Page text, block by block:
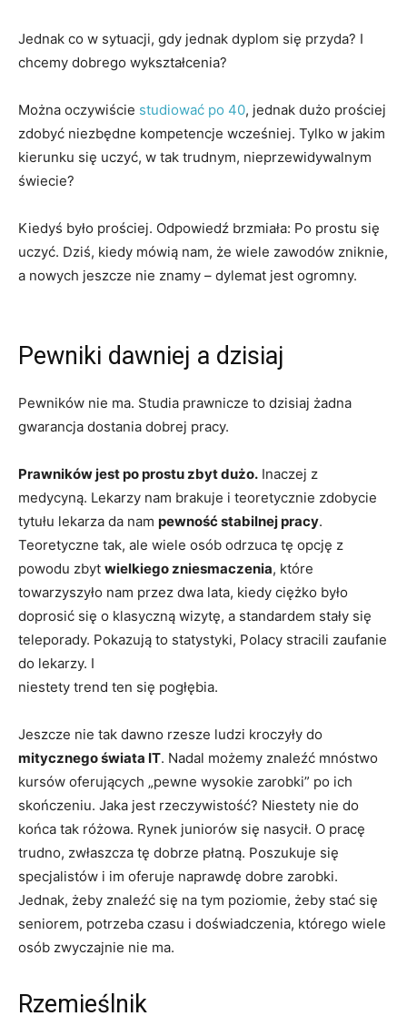
Jednak co w sytuacji, gdy jednak dyplom się przyda? I
chcemy dobrego wykształcenia?
Można oczywiście studiować po 40, jednak dużo prościej
zdobyć niezbędne kompetencje wcześniej. Tylko w jakim
kierunku się uczyć, w tak trudnym, nieprzewidywalnym
świecie?
Kiedyś było prościej. Odpowiedź brzmiała: Po prostu się
uczyć. Dziś, kiedy mówią nam, że wiele zawodów zniknie,
a nowych jeszcze nie znamy – dylemat jest ogromny.
Pewniki dawniej a dzisiaj
Pewników nie ma. Studia prawnicze to dzisiaj żadna
gwarancja dostania dobrej pracy.
Prawników jest po prostu zbyt dużo. Inaczej z
medycyną. Lekarzy nam brakuje i teoretycznie zdobycie
tytułu lekarza da nam pewność stabilnej pracy.
Teoretyczne tak, ale wiele osób odrzuca tę opcję z
powodu zbyt wielkiego zniesmaczenia, które
towarzyszyło nam przez dwa lata, kiedy ciężko było
doprosić się o klasyczną wizytę, a standardem stały się
teleporady. Pokazują to statystyki, Polacy stracili zaufanie
do lekarzy. I
niestety trend ten się pogłębia.
Jeszcze nie tak dawno rzesze ludzi kroczyły do
mitycznego świata IT. Nadal możemy znaleźć mnóstwo
kursów oferujących „pewne wysokie zarobki” po ich
skończeniu. Jaka jest rzeczywistość? Niestety nie do
końca tak różowa. Rynek juniorów się nasycił. O pracę
trudno, zwłaszcza tę dobrze płatną. Poszukuje się
specjalistów i im oferuje naprawdę dobre zarobki.
Jednak, żeby znaleźć się na tym poziomie, żeby stać się
seniorem, potrzeba czasu i doświadczenia, którego wiele
osób zwyczajnie nie ma.
Rzemieślnik